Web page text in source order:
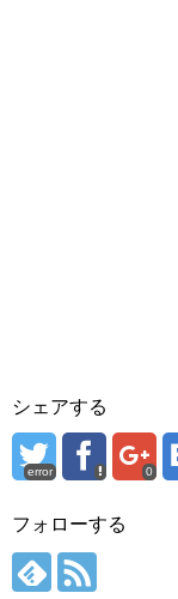
シェアする
error 0
フォローする